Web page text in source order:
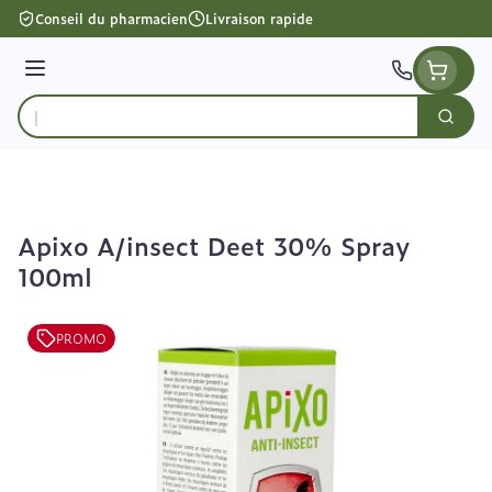
Aller au contenu
Conseil du pharmacien Livraison rapide
Menu
Rechercher
Apixo A/insect Deet 30% Spray
100ml
PROMO